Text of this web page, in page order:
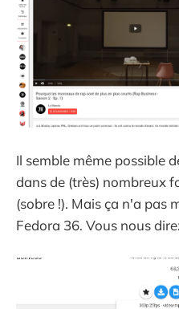
Il semble même possible
dans de (très) nombreux
(sobre !). Mais ça n'a pas
Fedora 36. Vous nous